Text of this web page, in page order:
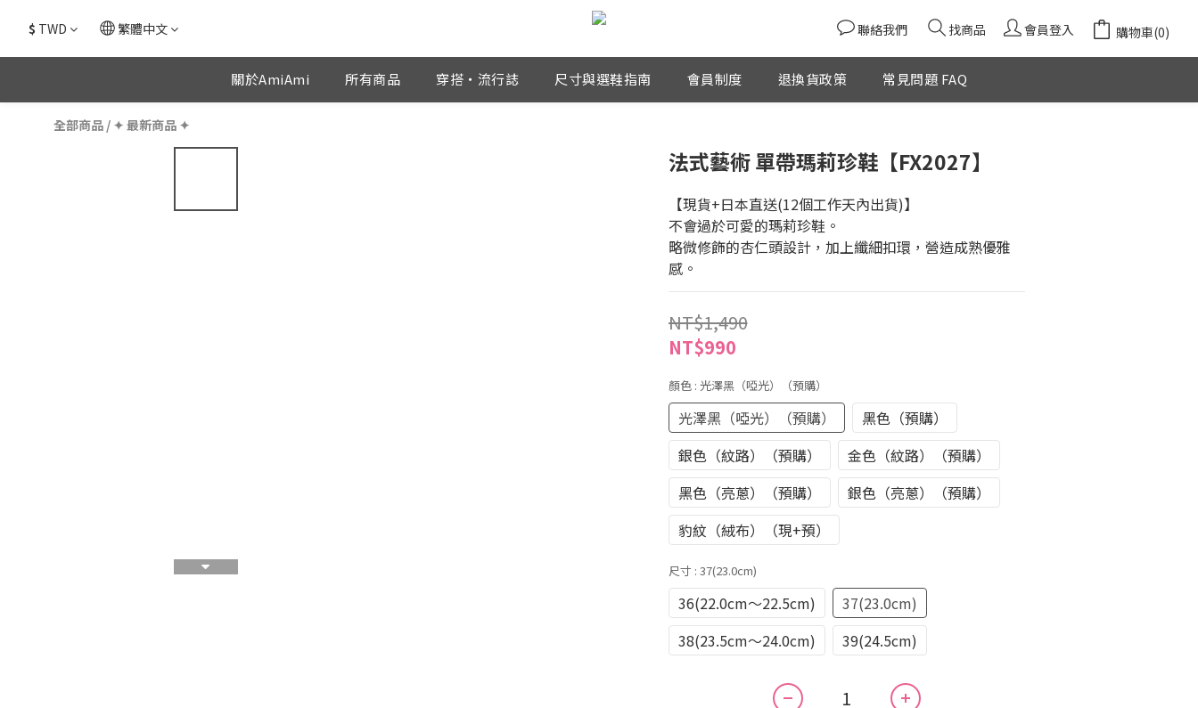
$ TWD 繁體中文 聯絡我們 找商品 會員登入 購物車(0)
關於AmiAmi 所有商品 穿搭・流行誌 尺寸與選鞋指南 會員制度 退換貨政策 常見問題 FAQ
全部商品 / ✦ 最新商品 ✦
法式藝術 單帶瑪莉珍鞋【FX2027】
【現貨+日本直送(12個工作天內出貨)】
不會過於可愛的瑪莉珍鞋。
略微修飾的杏仁頭設計，加上纖細扣環，營造成熟優雅
感。
NT$1,490
NT$990
顏色 : 光澤黑（啞光）（預購）
光澤黑（啞光）（預購）
黑色（預購）
銀色（紋路）（預購）
金色（紋路）（預購）
黑色（亮蔥）（預購）
銀色（亮蔥）（預購）
豹紋（絨布）（現+預）
尺寸 : 37(23.0cm)
36(22.0cm～22.5cm)
37(23.0cm)
38(23.5cm～24.0cm)
39(24.5cm)